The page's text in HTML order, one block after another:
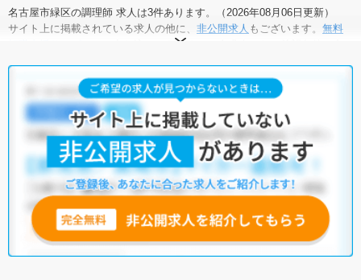
名古屋市緑区の調理師 求人は3件あります。（2026年08月06日更新）
サイト上に掲載されている求人の他に、 非公開求人 もございます。 無料
にお申し込みいただくと、全求人からご希望条件に合
名古屋市緑区の調理師 求人では以下のような条件が人気です。
積極採用中・残業少なめ ・ 正社員(正職員) 契約社員(職員)
保育園・その他
他の条件でも人気の求人がございますので、「こだわり条件」から検索
いただくか、お気軽にお問い合わせください。
全国の調理師 求人から検索いただくことも可能です。
無料転職支援サービス
にお申し込みいただくと、ご希望条件をヒアリン
グした上で求人をご提案いたします。
ご希望条件がまだ定まっていない方は人気の希望条件をピックアップし